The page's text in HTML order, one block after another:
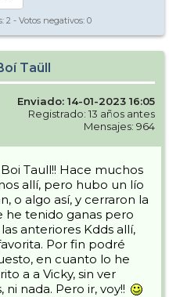
2 - Votos negativos: 0
Taüll
Enviado: 14-01-2023 16:05
Registrado: 13 años antes
Mensajes: 964
Taull!! Hace muchos
allí, pero hubo un lío
o algo así, y cerraron la
he tenido ganas pero
anteriores Kdds allí,
Por fin podré
en cuanto lo he
a a Vicky, sin ver
nada. Pero ir, voy!!